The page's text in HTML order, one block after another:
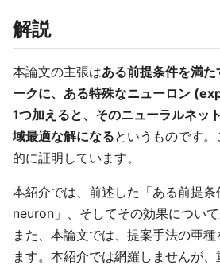
解説
本論文の主張はある前提条件を満
ークに、ある特殊なニューロン
1つ加えると、そのニューラルネッ
域最適な解になるというものです
的に証明しています。
本紹介では、前述した「ある前提
neuron」、そしてその効果について
また、本論文では、提案手法の亜
ます。本紹介では網羅しませんが